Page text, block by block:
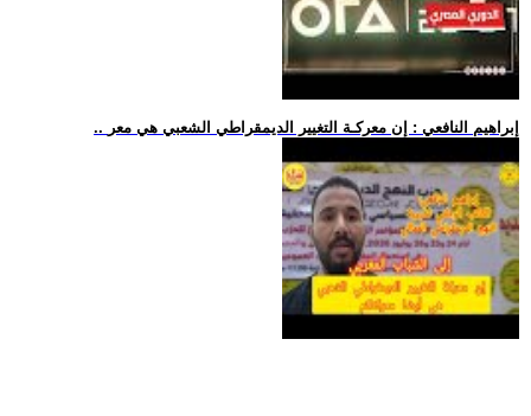
.. إبراهيم النافعي : إن معركـة التغيير الديمقراطي الشعبي هي معر